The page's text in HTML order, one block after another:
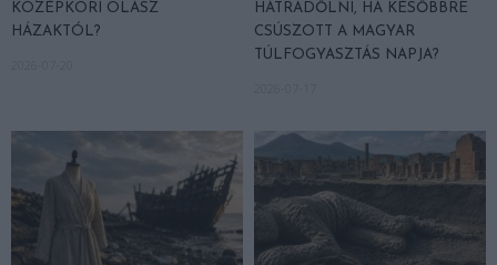
KÖZÉPKORI OLASZ
HÁZAKTÓL?
HÁTRADŐLNI, HA KÉSŐBBRE
CSÚSZOTT A MAGYAR
TÚLFOGYASZTÁS NAPJA?